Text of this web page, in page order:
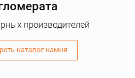
производителей
каталог камня